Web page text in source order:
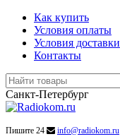
Как купить
Условия оплаты
Условия доставки
Контакты
Санкт-Петербург
Пишите 24 info@radiokom.ru